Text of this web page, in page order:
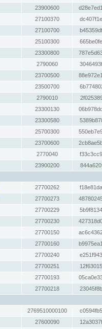
23900600
27100370
27100700
25100300
23300800
2790060
23700500
23500700
2790010
23300130
23300580
25700300
23700600
2770040
23900200
27700262
27700273
27700229
27700230
27700150
27700160
27700240
27700251
27700193
27700218
2769510000100
27600090